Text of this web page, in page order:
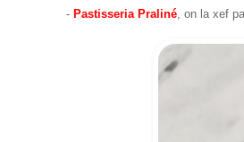
- Pastisseria Praliné, on la xef